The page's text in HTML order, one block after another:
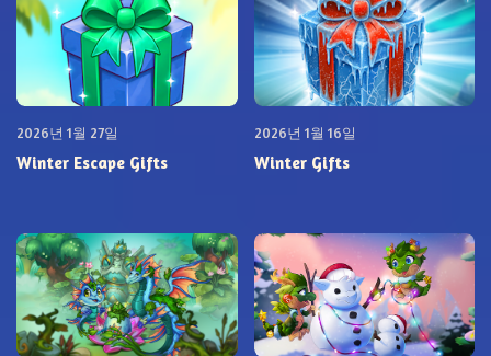
2026년 1월 27일
Winter Escape Gifts
2026년 1월 16일
Winter Gifts